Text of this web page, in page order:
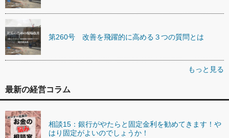
第260号 改善を飛躍的に高める３つの質問とは
もっと見る
最新の経営コラム
相談15：銀行がやたらと固定金利を勧めてきます！や
はり固定がよいのでしょうか！